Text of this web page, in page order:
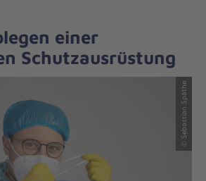
einer
Schutzausrüstung
© Sebastian Späthe